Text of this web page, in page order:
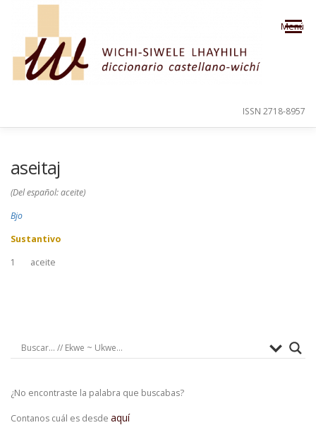
Saltar al contenido
Menú
ISSN 2718-8957
aseitaj
(Del español: aceite)
Bjo
Sustantivo
1
aceite
¿No encontraste la palabra que buscabas?
Contanos cuál es desde aquí